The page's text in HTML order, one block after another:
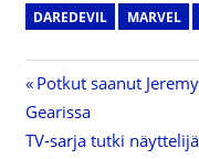
DAREDEVIL MARVEL
Artikkelien
Previous
Post:
Potkut saanut
Gearissa
Next
TV-sarja tutki